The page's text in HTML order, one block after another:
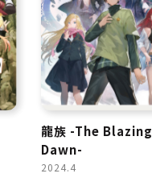
龍族 -The Blazing
Dawn-
2024.4